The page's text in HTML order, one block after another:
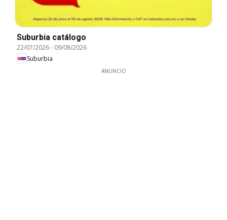
Suburbia catálogo
22/07/2026- 09/08/2026
Suburbia
ANUNCIO